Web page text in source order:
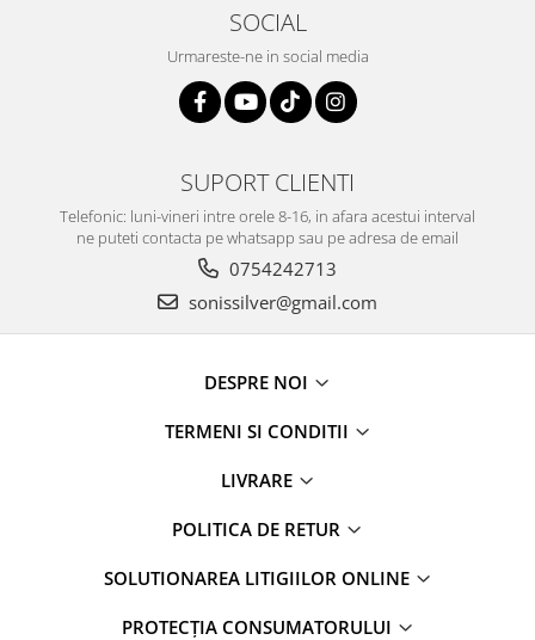
SOCIAL
Urmareste-ne in social media
SUPORT CLIENTI
Telefonic: luni-vineri intre orele 8-16, in afara acestui interval
ne puteti contacta pe whatsapp sau pe adresa de email
0754242713
sonissilver@gmail.com
DESPRE NOI
TERMENI SI CONDITII
LIVRARE
POLITICA DE RETUR
SOLUTIONAREA LITIGIILOR ONLINE
PROTECȚIA CONSUMATORULUI